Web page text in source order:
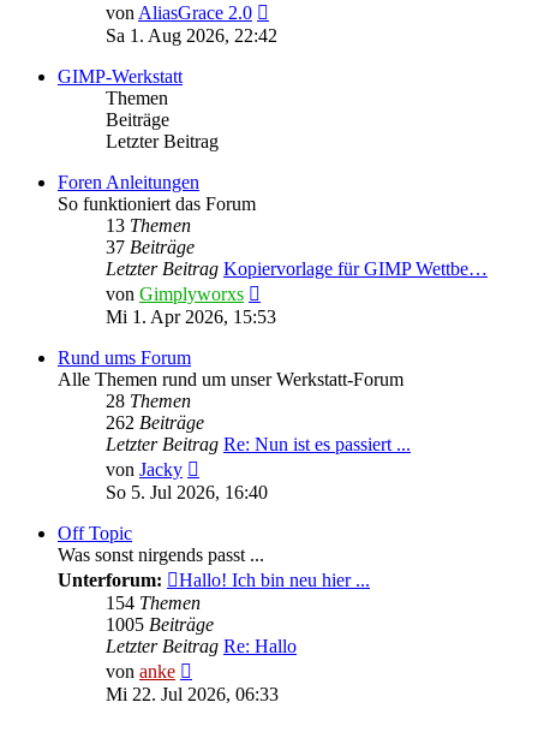
vonAliasGrace 2.0
Beitrag
Sa 1. Aug 2026, 22:42
GIMP-Werkstatt
Themen
Beiträge
Letzter Beitrag
Foren Anleitungen
So funktioniert das Forum
13 Themen
37 Beiträge
Letzter Beitrag Kopiervorlage für GIMP Wettbe…
von Gimplyworxs
Beitrag
Mi 1. Apr 2026, 15:53
Rund ums Forum
Alle Themen rund um unser Werkstatt-Forum
28 Themen
262 Beiträge
Letzter Beitrag Re: Nun ist es passiert ...
von Jacky
Beitrag
So 5. Jul 2026, 16:40
Off Topic
Was sonst nirgends passt ...
Unterforum:
Hallo! Ich bin neu hier ...
154 Themen
1005 Beiträge
Letzter Beitrag Re: Hallo
von anke
Beitrag
Mi 22. Jul 2026, 06:33